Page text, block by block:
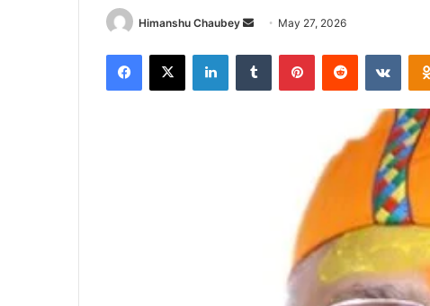
Himanshu Chaubey May 27, 2026